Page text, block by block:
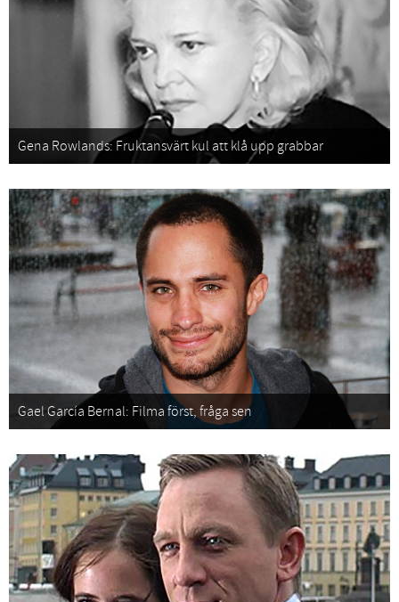
Gena Rowlands: Fruktansvärt kul att klå upp grabbar
Gael García Bernal: Filma först, fråga sen